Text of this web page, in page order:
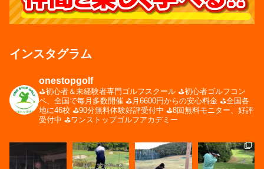
インスタグラム
onestopgolf
⛳️初心者＆未経験者専門ゴルフスクール ⛳️初心者ゴルフコン
ペ、全国で毎月多数開催 ⛳️月6600円からの安心料金 ⛳️全国各
地に46校 ⛳️90分無料体験好評受付中 ⛳️8回無料モニター、好評
受付中 ⛳️ワンストップゴルフアカデミー